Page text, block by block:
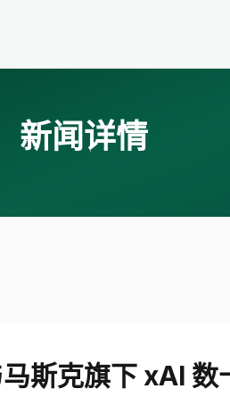
新闻详情
斯克旗下 xAI 数